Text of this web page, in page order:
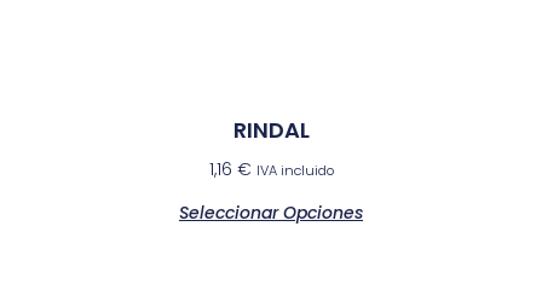
RINDAL
1,16 € IVA incluido
Seleccionar Opciones